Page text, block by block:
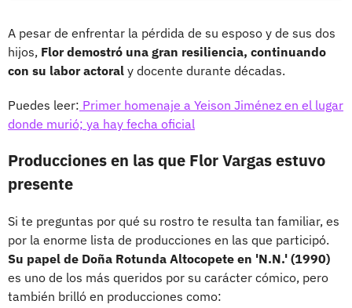
A pesar de enfrentar la pérdida de su esposo y de sus dos
hijos, Flor demostró una gran resiliencia, continuando
con su labor actoral y docente durante décadas.
Puedes leer: Primer homenaje a Yeison Jiménez en el lugar
donde murió; ya hay fecha oficial
Producciones en las que Flor Vargas estuvo
presente
Si te preguntas por qué su rostro te resulta tan familiar, es
por la enorme lista de producciones en las que participó.
Su papel de Doña Rotunda Altocopete en 'N.N.' (1990)
es uno de los más queridos por su carácter cómico, pero
también brilló en producciones como: